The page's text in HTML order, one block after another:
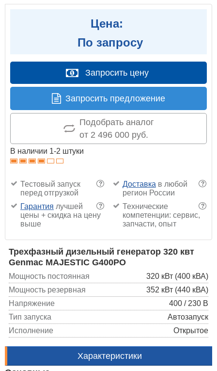
Цена:
По запросу
Запросить цену
Запросить предложение
Подобрать аналог
от 2 496 000 руб.
В наличии 1-2 штуки
?
Тестовый запуск
перед отгрузкой
?
Доставка в любой
регион России
?
Гарантия лучшей
цены + скидка на цену
выше
?
Технические
компетенции: сервис,
запчасти, опыт
Трехфазный дизельный генератор 320 квт
Genmac MAJESTIC G400PO
Мощность постоянная
320 кВт (400 кВА)
Мощность резервная
352 кВт (440 кВА)
Напряжение
400 / 230 В
Тип запуска
Автозапуск
Исполнение
Открытое
Характеристики